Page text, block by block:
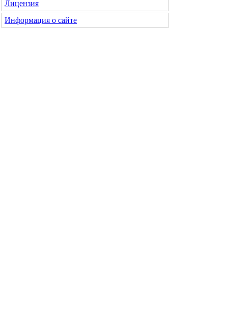
Лицензия
Информация о сайте